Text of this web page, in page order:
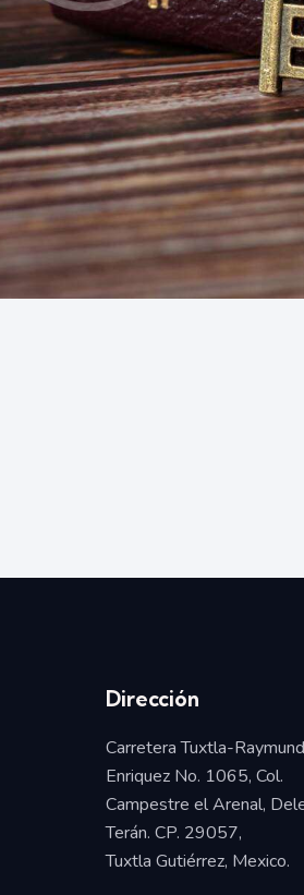
Dirección
Carretera Tuxtla-
Enriquez No. 1065, Col.
Campestre el Arenal,
Terán. CP. 29057,
Tuxtla Gutiérrez, Mexico.